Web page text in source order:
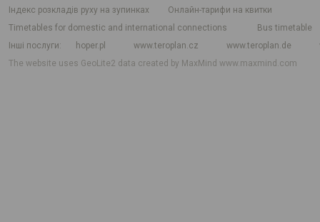
індекс розкладів руху на зупинках
Онлайн-тарифи на квитки
Timetables for domestic and international connections
Bus timetable
Інші послуги
hoper.pl www.teroplan.cz www.teroplan.de
The website uses GeoLite2 data created by MaxMindwww.maxmind.com